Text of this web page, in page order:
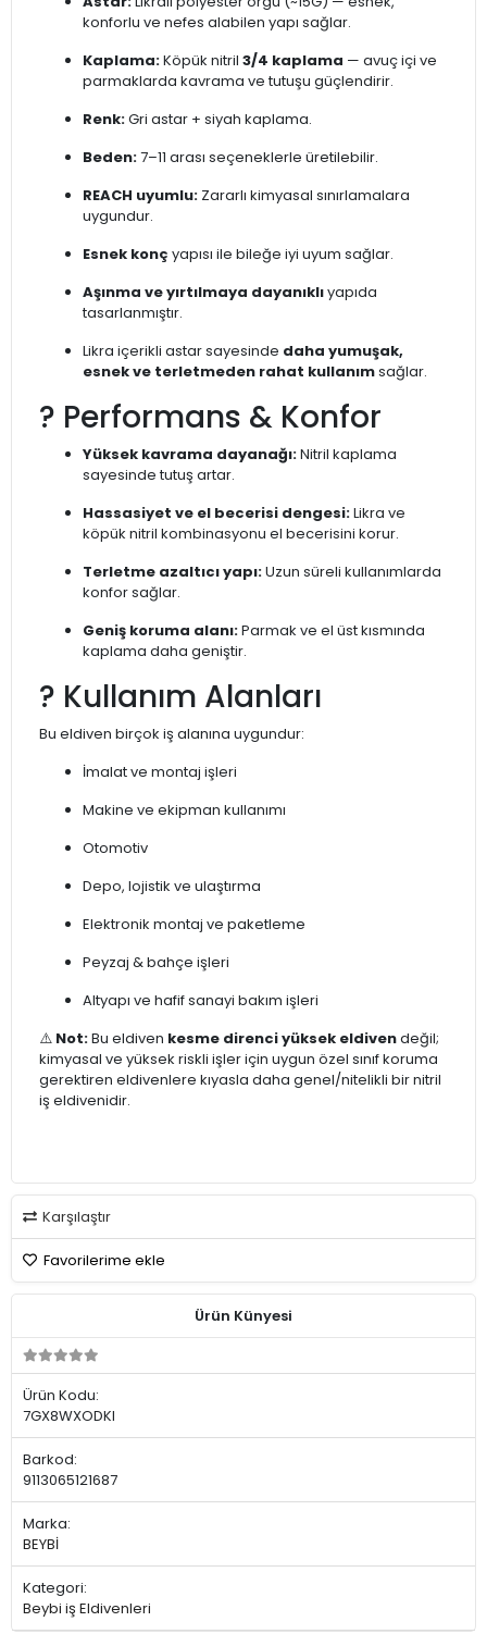
konforlu ve nefes alabilen yapı sağlar.
Kaplama:Köpük nitril 3/4 kaplama — avuç içi ve
parmaklarda kavrama ve tutuşu güçlendirir.
Renk:Gri astar + siyah kaplama.
Beden:7–11 arası seçeneklerle üretilebilir.
REACH uyumlu: Zararlı kimyasal sınırlamalara
uygundur.
Esnek konç yapısı ile bileğe iyi uyum sağlar.
Aşınma ve yırtılmaya dayanıklıyapıda
tasarlanmıştır.
Likra içerikli astar sayesinde daha yumuşak,
esnek ve terletmeden rahat kullanımsağlar.
?️ Performans & Konfor
Yüksek kavrama dayanağı:Nitril kaplama
sayesinde tutuş artar.
Hassasiyet ve el becerisi dengesi:Likra ve
köpük nitril kombinasyonu el becerisini korur.
Terletme azaltıcı yapı:Uzun süreli kullanımlarda
konfor sağlar.
Geniş koruma alanı:Parmak ve el üst kısmında
kaplama daha geniştir.
? Kullanım Alanları
Bu eldiven birçok iş alanına uygundur:
İmalat ve montaj işleri
Makine ve ekipman kullanımı
Otomotiv
Depo, lojistik ve ulaştırma
Elektronik montaj ve paketleme
Peyzaj & bahçe işleri
Altyapı ve hafif sanayi bakım işleri
⚠️ Not:Bu eldiven kesme direnci yüksek eldivendeğil;
kimyasal ve yüksek riskli işler için uygun özel sınıf koruma
gerektiren eldivenlere kıyasla daha genel/nitelikli bir nitril
iş eldivenidir.
Karşılaştır
Favorilerime ekle
Ürün Künyesi
Ürün Kodu:
7GX8WXODKI
Barkod:
9113065121687
Marka:
BEYBİ
Kategori:
Beybi iş Eldivenleri